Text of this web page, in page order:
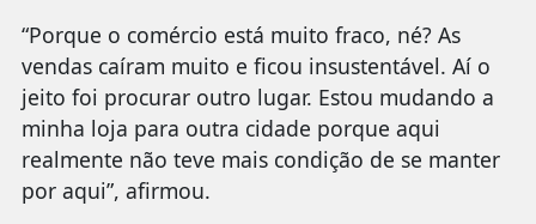
“Porque o comércio está muito fraco, né? As
vendas caíram muito e ficou insustentável. Aí o
jeito foi procurar outro lugar. Estou mudando a
minha loja para outra cidade porque aqui
realmente não teve mais condição de se manter
por aqui”, afirmou.